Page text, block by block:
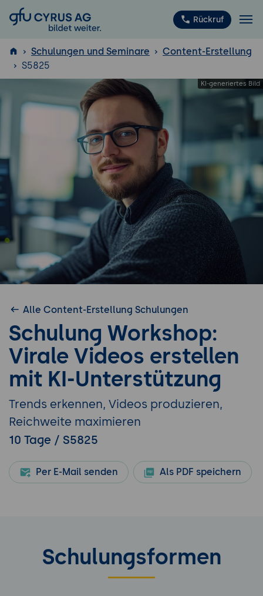
GFU Cyrus AG Rückruf
ISTQB ®
Schulungen und Seminare
Content-Erstellung
S5825
Alle Content-Erstellung Schulungen
Schulung Workshop:
Virale Videos erstellen
mit KI-Unterstützung
Trends erkennen, Videos produzieren,
Reichweite maximieren
10 Tage / S5825
Per E-Mail senden Als PDF speichern
Schulungsformen